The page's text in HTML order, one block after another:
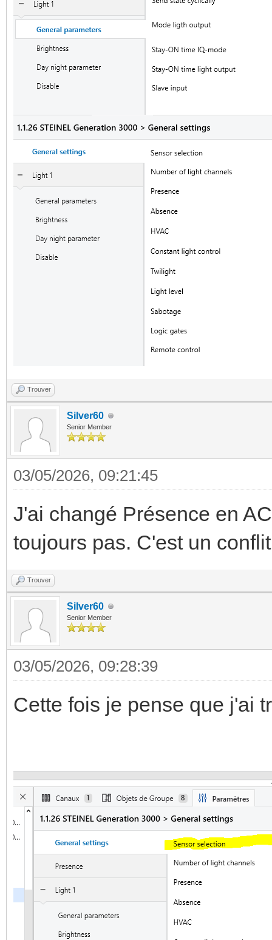
Trouver
Silver60
Senior Member
03/05/2026, 09:21:45
J'ai changé Présence en
toujours pas. C'est un
Trouver
Silver60
Senior Member
03/05/2026, 09:28:39
Cette fois je pense que j'ai